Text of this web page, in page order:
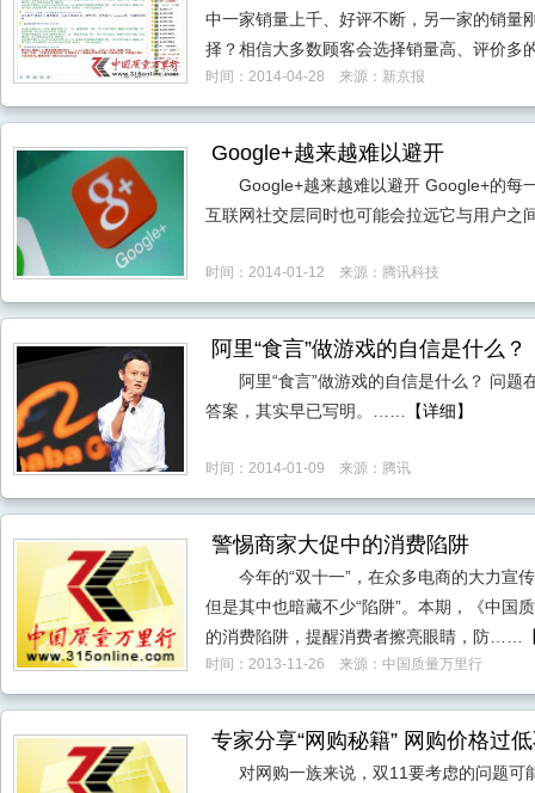
中一家销量上千、好评不断，另一家的销量
择？相信大多数顾客会选择销量高、评价
时间：2014-04-28 来源：新京报
Google+越来越难以避开
Google+越来越难以避开 Google+的每
互联网社交层同时也可能会拉远它与用户
时间：2014-01-12 来源：腾讯科技
阿里“食言”做游戏的自信是什么？
阿里“食言”做游戏的自信是什么？ 问
答案，其实早已写明。……
【详细】
时间：2014-01-09 来源：腾讯
警惕商家大促中的消费陷阱
今年的“双十一”，在众多电商的大力宣
但是其中也暗藏不少“陷阱”。本期，《中国
的消费陷阱，提醒消费者擦亮眼睛，防……
时间：2013-11-26 来源：中国质量万里行
专家分享“网购秘籍” 网购价格过
对网购一族来说，双11要考虑的问题